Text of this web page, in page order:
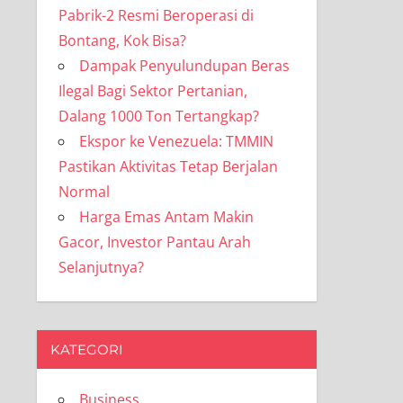
Pabrik-2 Resmi Beroperasi di
Bontang, Kok Bisa?
Dampak Penyulundupan Beras
Ilegal Bagi Sektor Pertanian,
Dalang 1000 Ton Tertangkap?
Ekspor ke Venezuela: TMMIN
Pastikan Aktivitas Tetap Berjalan
Normal
Harga Emas Antam Makin
Gacor, Investor Pantau Arah
Selanjutnya?
KATEGORI